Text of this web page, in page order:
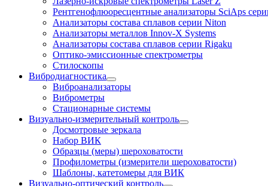
Рентгенофлюоресцентные анализаторы SciAps
Анализаторы состава сплавов серии Niton
Анализаторы металлов Innov-X Systems
Анализаторы состава сплавов серии Rigaku
Оптико-эмиссионные спектрометры
Стилоскопы
Вибродиагностика
Виброанализаторы
Виброметры
Стационарные системы
Визуально-измерительный контроль
Досмотровые зеркала
Набор ВИК
Образцы (меры) шероховатости
Профилометры (измерители шероховатости)
Шаблоны, катетомеры для ВИК
Визуально-оптический контроль